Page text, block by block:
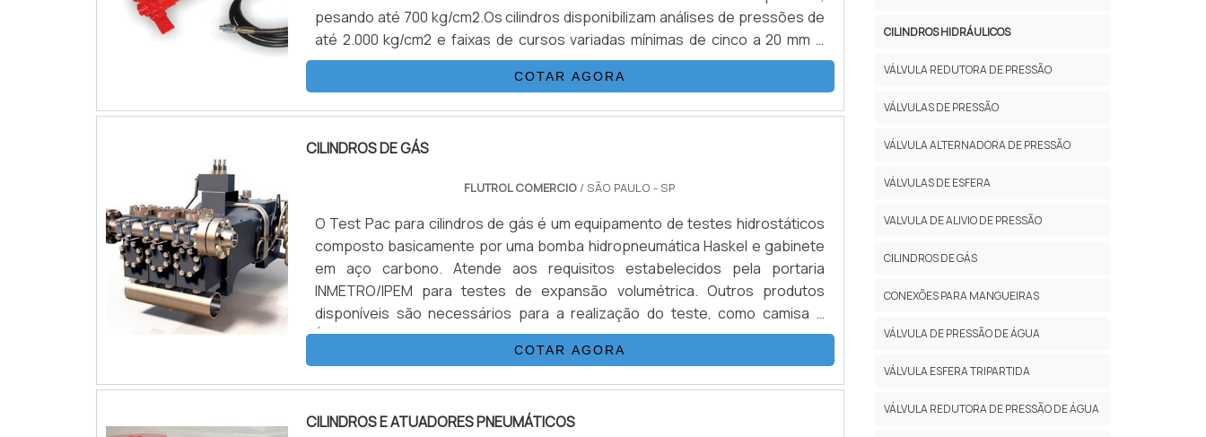
pesando até 700 kg/cm2.Os cilindros disponibilizam análises de pressões de
até 2.000 kg/cm2 e faixas de cursos variadas mínimas de cinco a 20 mm e
máxima de 50 a 500 mm. Compatíveis para bombas manuais de 11 modelos
COTAR AGORA
CILINDROS DE GÁS
FLUTROL COMERCIO / SÃO PAULO - SP
O Test Pac para cilindros de gás é um equipamento de testes hidrostáticos
composto basicamente por uma bomba hidropneumática Haskel e gabinete
em aço carbono. Atende aos requisitos estabelecidos pela portaria
INMETRO/IPEM para testes de expansão volumétrica. Outros produtos
disponíveis são necessários para a realização do teste, como camisa d
´água, paine de buretas (Certificado RBC) e etc.Acionados por ar
comprimido de compressor, algun...COTAR AGORA
CILINDROS E ATUADORES PNEUMÁTICOS
CILINDROS HIDRÁULICOS
VÁLVULA REDUTORA DE PRESSÃO
VÁLVULAS DE PRESSÃO
VÁLVULA ALTERNADORA DE PRESSÃO
VÁLVULAS DE ESFERA
VALVULA DE ALIVIO DE PRESSÃO
CILINDROS DE GÁS
CONEXÕES PARA MANGUEIRAS
VÁLVULA DE PRESSÃO DE ÁGUA
VÁLVULA ESFERA TRIPARTIDA
VÁLVULA REDUTORA DE PRESSÃO DE ÁGUA